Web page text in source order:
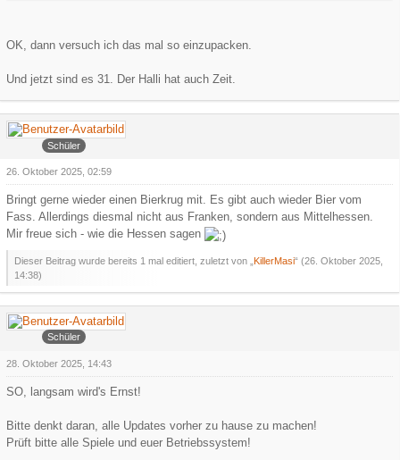
OK, dann versuch ich das mal so einzupacken.
Und jetzt sind es 31. Der Halli hat auch Zeit.
KillerMasi
Schüler
26. Oktober 2025, 02:59
Bringt gerne wieder einen Bierkrug mit. Es gibt auch wieder Bier vom
Fass. Allerdings diesmal nicht aus Franken, sondern aus Mittelhessen.
Mir freue sich - wie die Hessen sagen
Dieser Beitrag wurde bereits 1 mal editiert, zuletzt von „ KillerMasi“ (26. Oktober 2025,
14:38)
Faroul
Schüler
28. Oktober 2025, 14:43
SO, langsam wird's Ernst!
Bitte denkt daran, alle Updates vorher zu hause zu machen!
Prüft bitte alle Spiele und euer Betriebssystem!